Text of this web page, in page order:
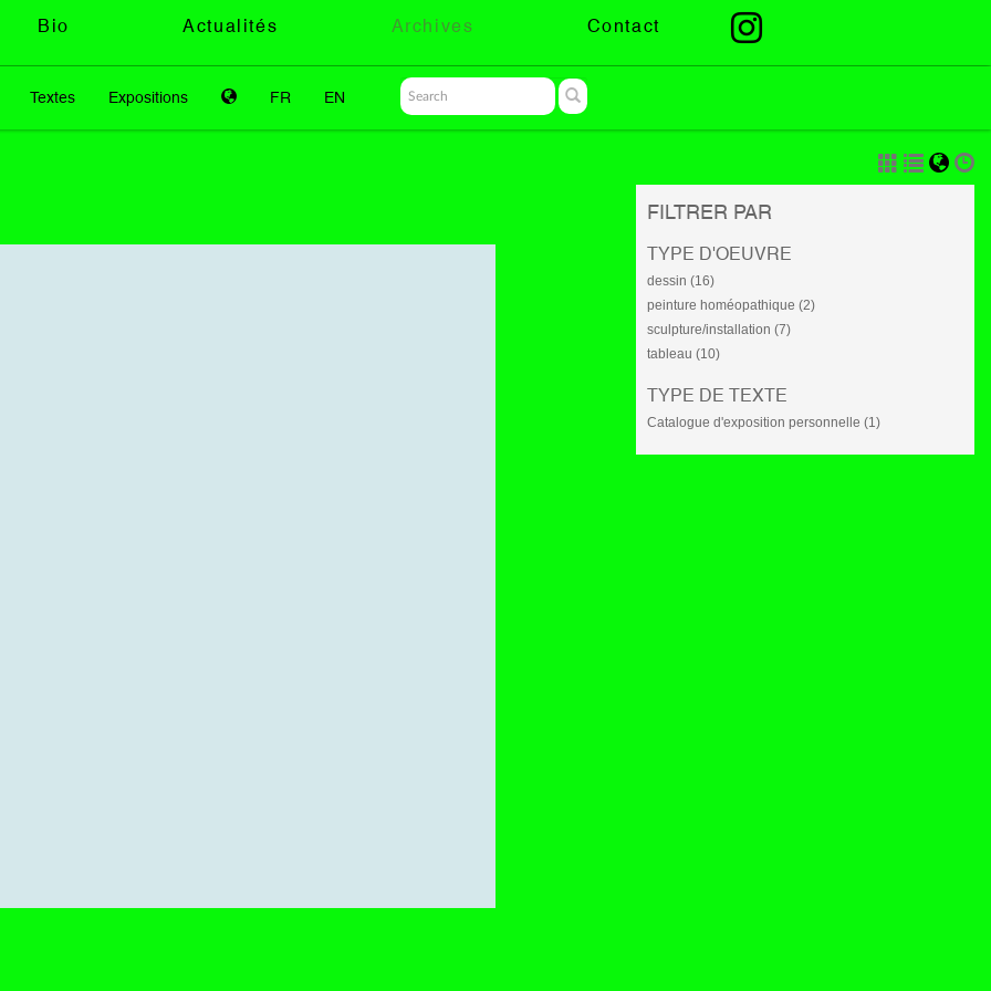
Bio Actualités Archives Contact
Textes Expositions FR EN
FILTRER PAR
TYPE D'OEUVRE
dessin (16)
peinture homéopathique (2)
sculpture/installation (7)
tableau (10)
TYPE DE TEXTE
Catalogue d'exposition personnelle (1)